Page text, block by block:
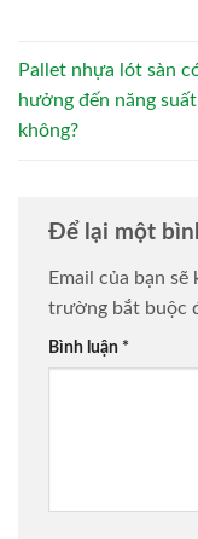
Pallet nhựa lót sàn
hưởng đến năng
không?
Để lại một
Email của bạn
trường bắt buộc
Bình luận *